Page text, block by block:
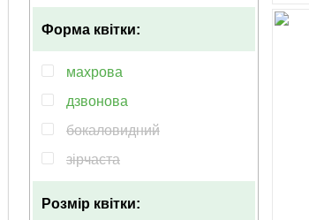
червоний
кремовий
рiзнобарвний
помаранчевий
пурпурний
рожевий
Форма квітки:
махрова
дзвонова
бокаловидний
зірчаста
Розмір квітки: